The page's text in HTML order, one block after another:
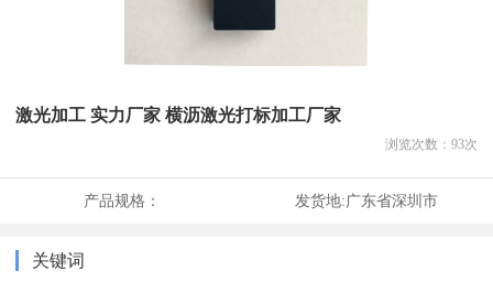
激光加工 实力厂家 横沥激光打标加工厂家
浏览次数： 93次
产品规格： 发货地:广东省深圳市
关键词